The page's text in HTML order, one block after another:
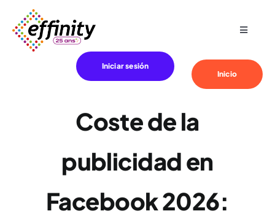
content
Toggle
Especialización
Iniciar sesión
Inicio
Coste de la
publicidad en
Facebook 2026: